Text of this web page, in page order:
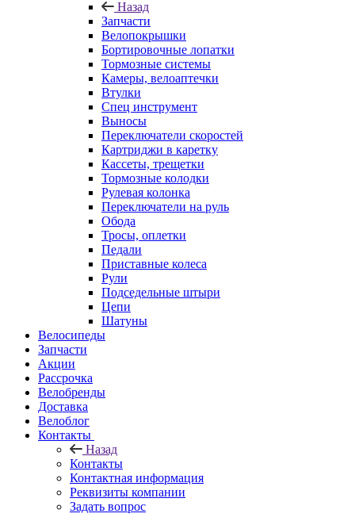
Назад
Запчасти
Велопокрышки
Бортировочные лопатки
Тормозные системы
Камеры, велоаптечки
Втулки
Спец инструмент
Выносы
Переключатели скоростей
Картриджи в каретку
Кассеты, трещетки
Тормозные колодки
Рулевая колонка
Переключатели на руль
Обода
Тросы, оплетки
Педали
Приставные колеса
Рули
Подседельные штыри
Цепи
Шатуны
Велосипеды
Запчасти
Акции
Рассрочка
Велобренды
Доставка
Велоблог
Контакты
Назад
Контакты
Контактная информация
Реквизиты компании
Задать вопрос